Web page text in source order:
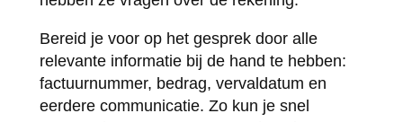
Bereid je voor op het gesprek door alle
relevante informatie bij de hand te hebben:
factuurnummer, bedrag, vervaldatum en
eerdere communicatie. Zo kun je snel